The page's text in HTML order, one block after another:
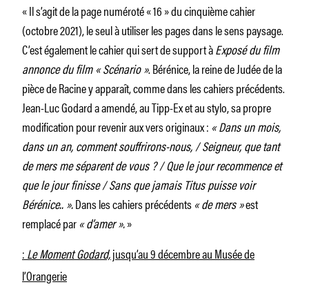
« Il s’agit de la page numéroté « 16 » du cinquième cahier
(octobre 2021), le seul à utiliser les pages dans le sens paysage.
C’est également le cahier qui sert de support àExposé du film
annonce du film « Scénario ». Bérénice, la reine de Judée de la
pièce de Racine y apparaît, comme dans les cahiers précédents.
Jean-Luc Godard a amendé, au Tipp-Ex et au stylo, sa propre
modification pour revenir aux vers originaux : « Dans un mois,
dans un an, comment souffrirons-nous, / Seigneur, que tant
de mers me séparent de vous ? / Que le jour recommence et
que le jour finisse / Sans que jamais Titus puisse voir
Bérénice.. ».Dans les cahiers précédents« de mers »est
remplacé par« d’amer ».»
:Le Moment Godard,jusqu’au 9 décembre au Musée de
l’Orangerie